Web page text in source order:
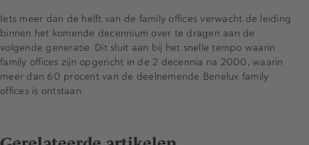
Iets meer dan de helft van de family offices verwacht de leiding
binnen het komende decennium over te dragen aan de
volgende generatie. Dit sluit aan bij het snelle tempo waarin
family offices zijn opgericht in de 2 decennia na 2000, waarin
meer dan 60 procent van de deelnemende Benelux family
offices is ontstaan.